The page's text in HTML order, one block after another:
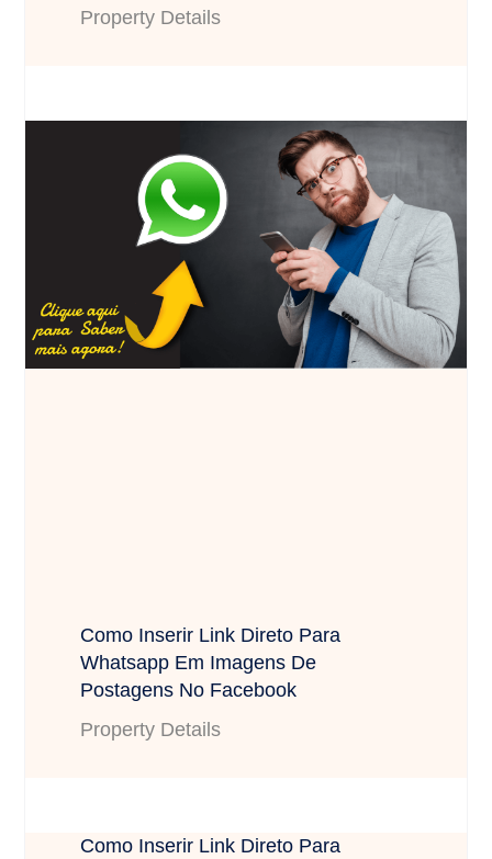
Property Details
Como Inserir Link Direto Para
Whatsapp Em Imagens De
Postagens No Facebook
Property Details
Como Inserir Link Direto Para